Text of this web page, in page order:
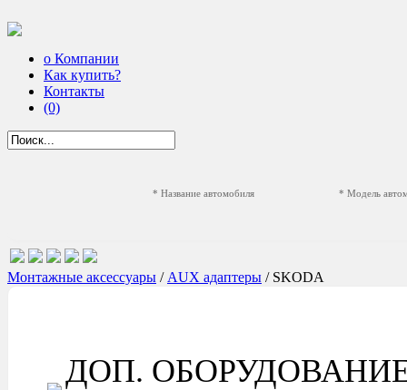
о Компании
Как купить?
Контакты
(0)
* Название автомобиля * Модель
Монтажные аксессуары / AUX адаптеры / SKODA
ДОП.